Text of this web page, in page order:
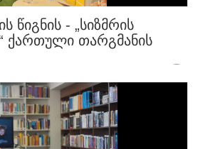
ᲬᲘᲒᲜᲘᲡ - „ᲡᲘᲖᲛᲠᲘᲡ
ᲥᲐᲠᲗᲣᲚᲘ ᲗᲐᲠᲒᲛᲐᲜᲘᲡ